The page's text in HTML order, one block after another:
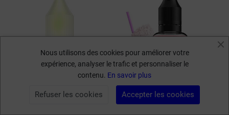
FILTRER PAR
10 ml
(7 avis)
12,90 €
Nous utilisons des cookies pour améliorer votre
expérience, analyser le trafic et personnaliser le
contenu. En savoir plus
Accepter les cookies
Refuser les cookies